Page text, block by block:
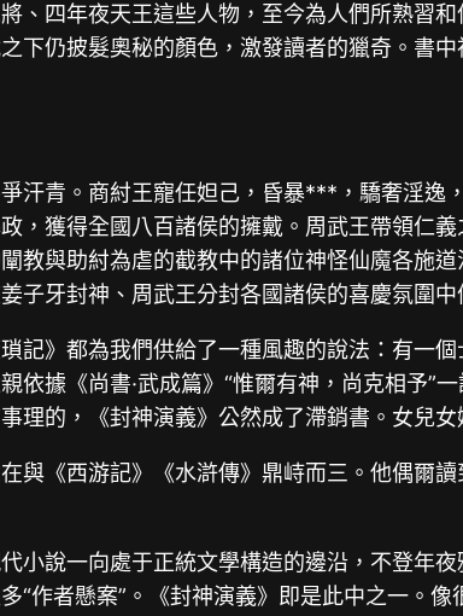
、四年夜天王這些人物，至今為人們所熟習
仍披髮奧秘的顏色，激發讀者的獵奇。書
汗青。商紂王寵任妲己，昏暴***，驕奢淫逸
，獲得全國八百諸侯的擁戴。周武王帶領仁
與助紂為虐的截教中的諸位神怪仙魔各施道
子牙封神、周武王分封各國諸侯的喜慶氛圍中
記》都為我們供給了一種風趣的說法：有一
據《尚書·武成篇》“惟爾有神，尚克相予”
理的，《封神演義》公然成了滯銷書。女兒女
《西游記》《水滸傳》鼎峙而三。他偶爾讀
小說一向處于正統文學構造的邊沿，不登年
作者懸案”。《封神演義》即是此中之一。